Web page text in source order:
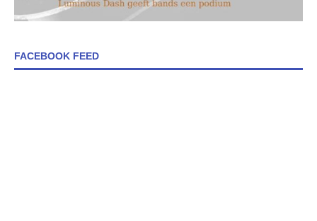
FACEBOOK FEED